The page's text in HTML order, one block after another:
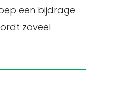
een bijdrage
zoveel